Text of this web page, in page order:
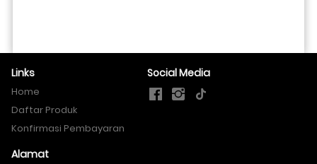
Links
Home
Daftar Produk
Konfirmasi Pembayaran
Social Media
Alamat